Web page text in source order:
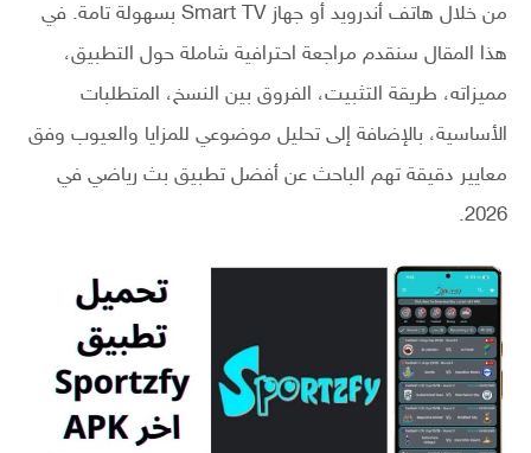
من خلال هاتف أندرويد أو جهاز Smart TV بسهولة تامة. في
هذا المقال سنقدم مراجعة احترافية شاملة حول التطبيق،
مميزاته، طريقة التثبيت، الفروق بين النسخ، المتطلبات
الأساسية، بالإضافة إلى تحليل موضوعي للمزايا والعيوب وفق
معايير دقيقة تهم الباحث عن أفضل تطبيق بث رياضي في
2026.